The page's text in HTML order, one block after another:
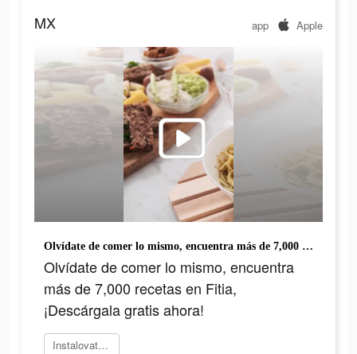
MX app Apple
Olvídate de comer lo mismo, encuentra más de 7,000 recetas en Fitia, ¡Descárgala gratis ahora!
Olvídate de comer lo mismo, encuentra
más de 7,000 recetas en Fitia,
¡Descárgala gratis ahora!
Instalovat teď